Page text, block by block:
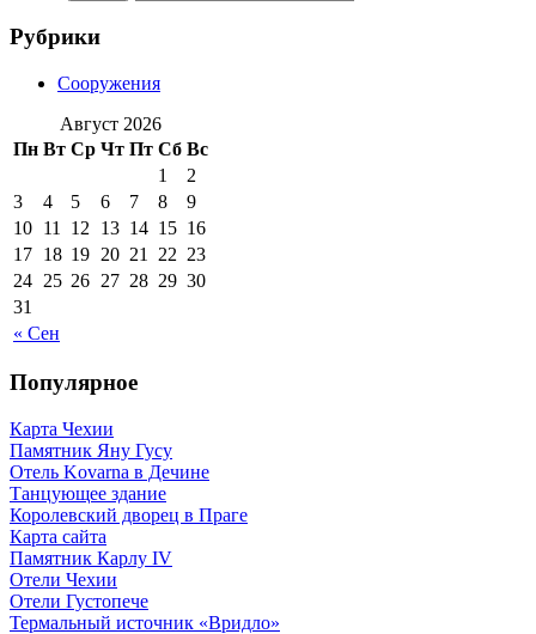
Рубрики
Сооружения
Август 2026
Пн Вт Ср Чт Пт Сб Вс
« Сен
1
2
3
4 5 6 7 8
9
10 11 12 13 14 15 16
17 18 19 20 21 22 23
24 25 26 27 28 29 30
31
Популярное
Карта Чехии
Памятник Яну Гусу
Отель Kovarna в Дечине
Танцующее здание
Королевский дворец в Праге
Карта сайта
Памятник Карлу IV
Отели Чехии
Отели Густопече
Термальный источник «Вридло»